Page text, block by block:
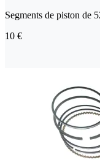
Segments de piston de
10 €